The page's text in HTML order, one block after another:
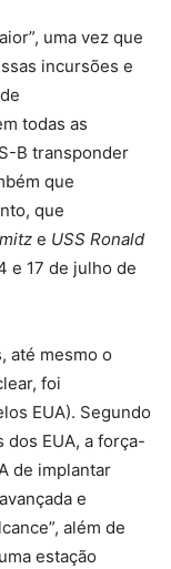
uma vez que
incursões e
todas as
B transponder
que
que
e USS Ronald
e 17 de julho de
até mesmo o
foi
EUA). Segundo
dos EUA, a força-
de implantar
e
além de
estação